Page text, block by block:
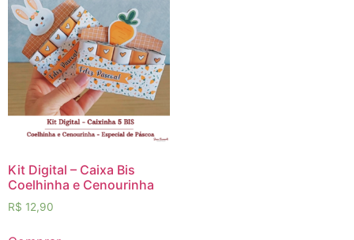
Kit Digital – Caixa Bis
Coelhinha e Cenourinha
R$ 12,90